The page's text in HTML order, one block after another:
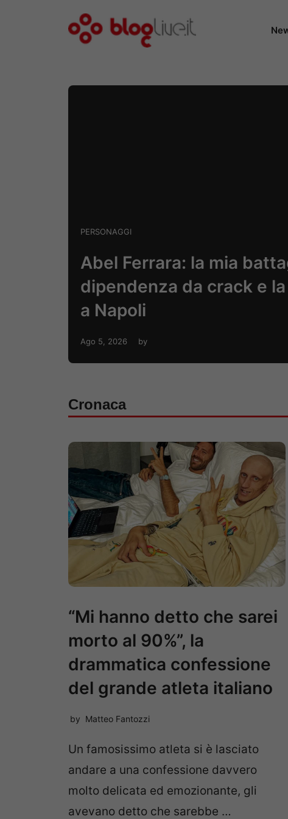
PERSONAGGI
Abel Ferrara: la mia
dipendenza da crack e
a Napoli
Ago 5, 2026 by
Cronaca
“Mi hanno detto che sarei
morto al 90%”, la
drammatica confessione
del grande atleta italiano
by Matteo Fantozzi
Un famosissimo atleta si è lasciato
andare a una confessione davvero
molto delicata ed emozionante, gli
avevano detto che sarebbe …